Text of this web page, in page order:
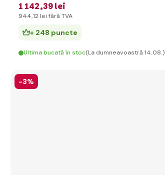
1 142,39 lei
944,12 lei fără TVA
+ 248 puncte
Ultima bucată în stoc(La dumneavoastră 14.08.)
-3%